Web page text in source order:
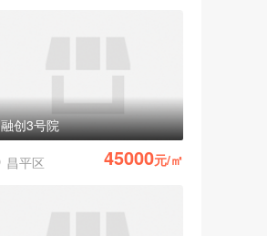
融创3号院
昌平区 45000元/㎡